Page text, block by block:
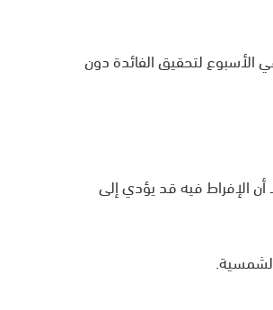
حوالي 25 دقيقة عدة مرات في الأسبوع لتحقيق الفائدة دون
الإفراط فيه قد يؤدي إلى